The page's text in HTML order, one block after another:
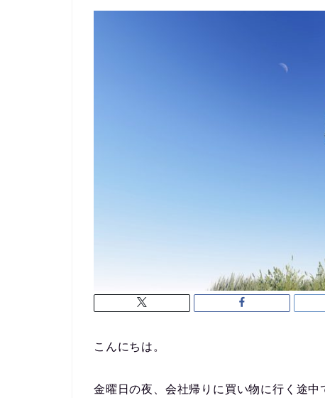
こんにちは。
金曜日の夜、会社帰りに買い物に行く途中